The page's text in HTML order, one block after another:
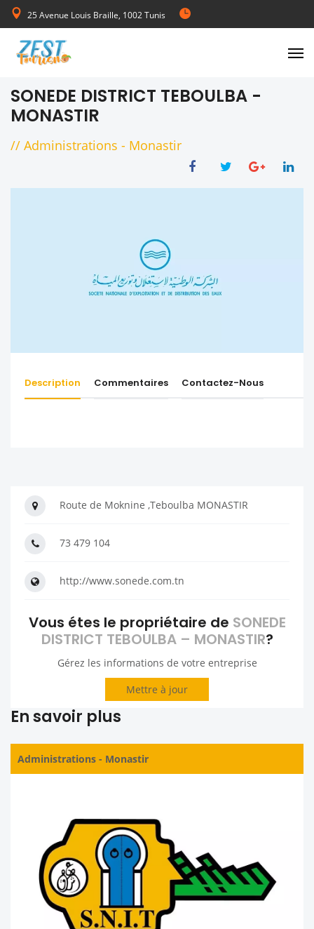
25 Avenue Louis Braille, 1002 Tunis
de Lundi au Vendredi 08:00-17:00
SONEDE DISTRICT TEBOULBA -
MONASTIR
// Administrations - Monastir
Description Commentaires Contactez-Nous
Route de Moknine ,Teboulba MONASTIR
73 479 104
http://www.sonede.com.tn
Vous étes le propriétaire de SONEDE
DISTRICT TEBOULBA – MONASTIR?
Gérez les informations de votre entreprise
Mettre à jour
En savoir plus
Administrations - Monastir